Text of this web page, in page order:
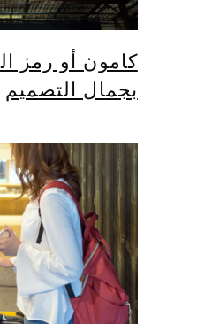
كامون أو رمز
بجمال التصميم